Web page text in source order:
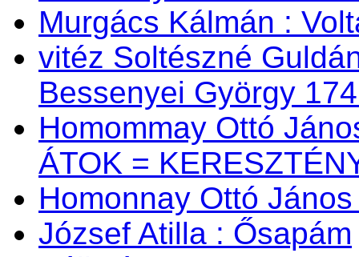
Murgács Kálmán :
vitéz Soltészné
Bessenyei György
Homommay Ottó
ÁTOK =
Homonnay Ottó
József Atilla : Ősapám